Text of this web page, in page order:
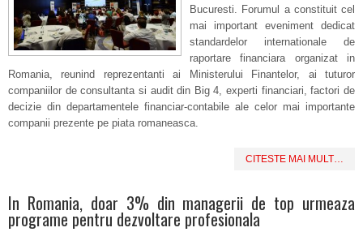
Bucuresti. Forumul a constituit cel
mai important eveniment dedicat
standardelor internationale de
raportare financiara organizat in
Romania, reunind reprezentanti ai Ministerului Finantelor, ai tuturor
companiilor de consultanta si audit din Big 4, experti financiari, factori de
decizie din departamentele financiar-contabile ale celor mai importante
companii prezente pe piata romaneasca.
CITESTE MAI MULT…
In Romania, doar 3% din managerii de top urmeaza
programe pentru dezvoltare profesionala